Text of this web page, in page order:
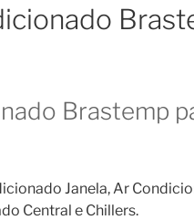
Brastemp
Janela, Ar
Central e Chillers.